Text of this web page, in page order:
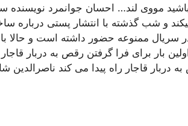
باشید مووی لند… احسان جوانمرد نویسنده
و شب گذشته با انتشار پستی درباره
سریال ممنوعه حضور داشته است و حالا
بار برای فرا گرفتن رقص به دربار
دربار قاجار راه پیدا می کند ناصرالدین